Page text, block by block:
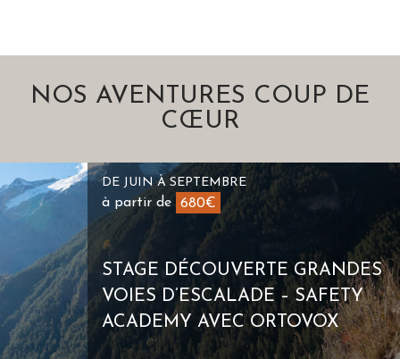
NOS AVENTURES COUP DE
CŒUR
DE JUIN À SEPTEMBRE
à partir de 680€
STAGE DÉCOUVERTE GRANDES
VOIES D’ESCALADE – SAFETY
ACADEMY AVEC ORTOVOX